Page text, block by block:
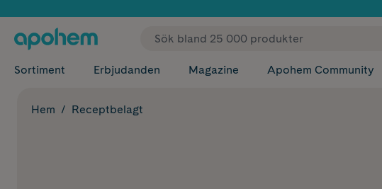
✓ Fri frakt
Sortiment Erbjudanden Magazine Apohem Community
Hem Receptbelagt